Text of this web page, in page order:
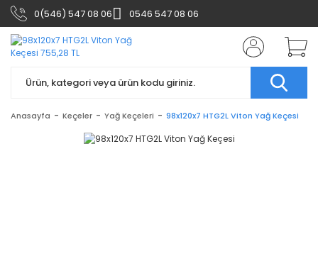
0(546) 547 08 06 0546 547 08 06
Anasayfa Keçeler Yağ Keçeleri 98x120x7 HTG2L Viton Yağ Keçesi